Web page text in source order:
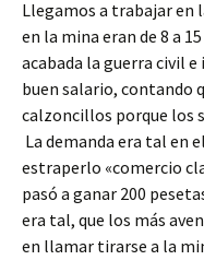
Llegamos a trabajar en
en la mina eran de 8 a
acabada la guerra civil
buen salario, contando
calzoncillos porque los
La demanda era tal en
estraperlo «comercio
pasó a ganar 200
era tal, que los más
en llamar tirarse a la